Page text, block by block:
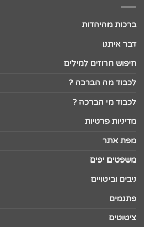
ברכות מהיהדות
דבר איתנו
חיפוש חרוזים למילים
לכבוד מה הברכה ?
לכבוד מי הברכה ?
מדיניות פרטיות
מפת אתר
משפטים יפים
ניבים וביטויים
פתגמים
ציטוטים